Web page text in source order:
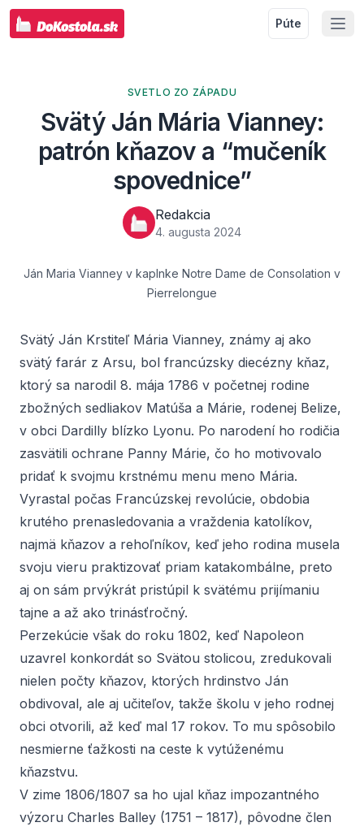
Púte
SVETLO ZO ZÁPADU
Svätý Ján Mária Vianney:
patrón kňazov a “mučeník
spovednice”
Redakcia
4. augusta 2024
Ján Maria Vianney v kaplnke Notre Dame de Consolation v
Pierrelongue
Svätý Ján Krstiteľ Mária Vianney, známy aj ako
svätý farár z Arsu, bol francúzsky diecézny kňaz,
ktorý sa narodil 8. mája 1786 v početnej rodine
zbožných sedliakov Matúša a Márie, rodenej Belize,
v obci Dardilly blízko Lyonu. Po narodení ho rodičia
zasvätili ochrane Panny Márie, čo ho motivovalo
pridať k svojmu krstnému menu meno Mária.
Vyrastal počas Francúzskej revolúcie, obdobia
krutého prenasledovania a vraždenia katolíkov,
najmä kňazov a rehoľníkov, keď jeho rodina musela
svoju vieru praktizovať priam katakombálne, preto
aj on sám prvýkrát pristúpil k svätému prijímaniu
tajne a až ako trinásťročný.
Perzekúcie však do roku 1802, keď Napoleon
uzavrel konkordát so Svätou stolicou, zredukovali
nielen počty kňazov, ktorých hrdinstvo Ján
obdivoval, ale aj učiteľov, takže školu v jeho rodnej
obci otvorili, až keď mal 17 rokov. To mu spôsobilo
nesmierne ťažkosti na ceste k vytúženému
kňazstvu.
V zime 1806/1807 sa ho ujal kňaz impozantného
výzoru Charles Balley (1751 – 1817), pôvodne člen